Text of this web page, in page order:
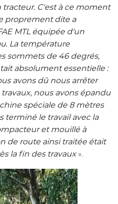
C'est à ce moment
proprement dite a
MTL équipée d'un
La température
sommets de 46 degrés,
absolument essentielle :
avons dû nous arrêter
nous avons épandu
spéciale de 8 mètres
terminé le travail avec la
et mouillé à
de route ainsi traitée était
la fin des travaux ».